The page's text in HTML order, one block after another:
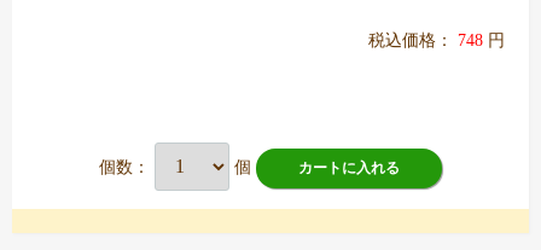
税込価格： 748 円
個数： 個 カートに入れる